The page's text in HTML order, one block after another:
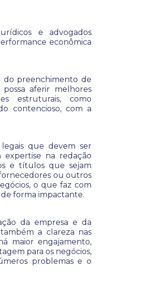
e advogados
econômica
do preenchimento de
aferir melhores
estruturais, como
contencioso, com a
que devem ser
expertise na redação
e títulos que sejam
ou outros
o que faz com
forma impactante.
da empresa e da
a clareza nas
maior engajamento,
para os negócios,
problemas e o